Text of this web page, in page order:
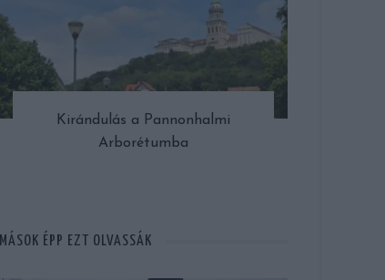
Kirándulás a Pannonhalmi
Arborétumba
MÁSOK ÉPP EZT OLVASSÁK